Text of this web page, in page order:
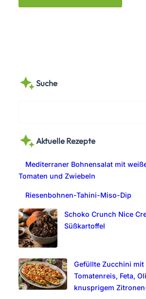
Suche
r
Aktuelle Rezepte
Mediterraner Bohnensalat mit
Tomaten und Zwiebeln
Riesenbohnen-Tahini-Miso-Dip
Schoko Crunch Nice
Süßkartoffel
Gefüllte Zucchini mit
Tomatenreis, Feta,
knusprigem